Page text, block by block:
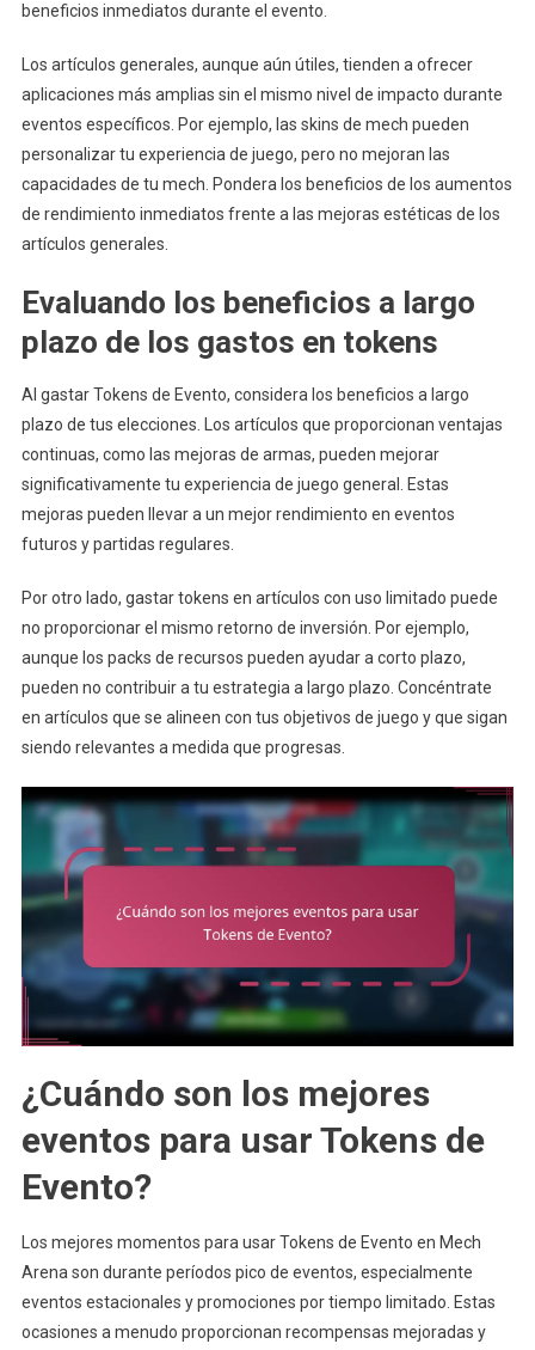
beneficios inmediatos durante el evento.
Los artículos generales, aunque aún útiles, tienden a ofrecer
aplicaciones más amplias sin el mismo nivel de impacto durante
eventos específicos. Por ejemplo, las skins de mech pueden
personalizar tu experiencia de juego, pero no mejoran las
capacidades de tu mech. Pondera los beneficios de los aumentos
de rendimiento inmediatos frente a las mejoras estéticas de los
artículos generales.
Evaluando los beneficios a largo
plazo de los gastos en tokens
Al gastar Tokens de Evento, considera los beneficios a largo
plazo de tus elecciones. Los artículos que proporcionan ventajas
continuas, como las mejoras de armas, pueden mejorar
significativamente tu experiencia de juego general. Estas
mejoras pueden llevar a un mejor rendimiento en eventos
futuros y partidas regulares.
Por otro lado, gastar tokens en artículos con uso limitado puede
no proporcionar el mismo retorno de inversión. Por ejemplo,
aunque los packs de recursos pueden ayudar a corto plazo,
pueden no contribuir a tu estrategia a largo plazo. Concéntrate
en artículos que se alineen con tus objetivos de juego y que sigan
siendo relevantes a medida que progresas.
¿Cuándo son los mejores
eventos para usar Tokens de
Evento?
Los mejores momentos para usar Tokens de Evento en Mech
Arena son durante períodos pico de eventos, especialmente
eventos estacionales y promociones por tiempo limitado. Estas
ocasiones a menudo proporcionan recompensas mejoradas y